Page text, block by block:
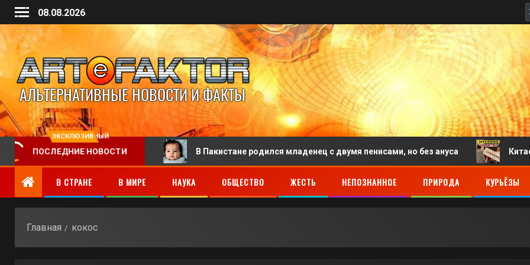
08.08.2026
ЭКСКЛЮЗИВНЫЙ
ПОСЛЕДНИЕ НОВОСТИ
в китайской больнице В Пакистане родился младенец с двумя пенисами, но без ануса Китаец
В СТРАНЕ В МИРЕ НАУКА ОБЩЕСТВО ЖЕСТЬ НЕПОЗНАННОЕ ПРИРОДА КУРЬЁЗЫ
Главная кокос